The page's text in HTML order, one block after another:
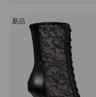
新品